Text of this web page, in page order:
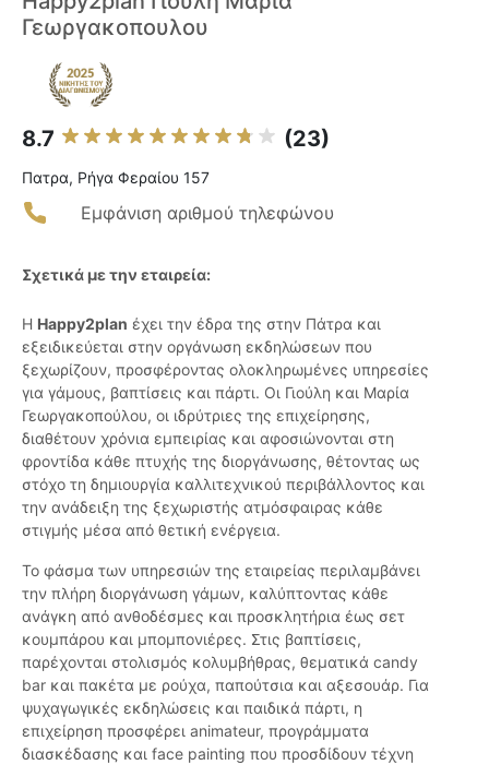
Γεωργακοπουλου
8.7 (23)
Πατρα, Ρήγα Φεραίου 157
Εμφάνιση αριθμού τηλεφώνου
Σχετικά με την εταιρεία:
Η Happy2plan έχει την έδρα της στην Πάτρα και
εξειδικεύεται στην οργάνωση εκδηλώσεων που
ξεχωρίζουν, προσφέροντας ολοκληρωμένες υπηρεσίες
για γάμους, βαπτίσεις και πάρτι. Οι Γιούλη και Μαρία
Γεωργακοπούλου, οι ιδρύτριες της επιχείρησης,
διαθέτουν χρόνια εμπειρίας και αφοσιώνονται στη
φροντίδα κάθε πτυχής της διοργάνωσης, θέτοντας ως
στόχο τη δημιουργία καλλιτεχνικού περιβάλλοντος και
την ανάδειξη της ξεχωριστής ατμόσφαιρας κάθε
στιγμής μέσα από θετική ενέργεια.
Το φάσμα των υπηρεσιών της εταιρείας περιλαμβάνει
την πλήρη διοργάνωση γάμων, καλύπτοντας κάθε
ανάγκη από ανθοδέσμες και προσκλητήρια έως σετ
κουμπάρου και μπομπονιέρες. Στις βαπτίσεις,
παρέχονται στολισμός κολυμβήθρας, θεματικά candy
bar και πακέτα με ρούχα, παπούτσια και αξεσουάρ. Για
ψυχαγωγικές εκδηλώσεις και παιδικά πάρτι, η
επιχείρηση προσφέρει animateur, προγράμματα
διασκέδασης και face painting που προσδίδουν τέχνη